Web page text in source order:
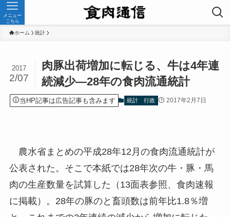
メニュー
こちら
ホーム 統計
肉豚出荷増加に転じる、牛は4年連
続減少—28年の食肉流通統計
2017
2/07
当HP記事は広告記事も含みます 統計 行政 2017年2月7日
農水省まとめの平成28年12月の食肉流通統計が
公表された。そこで本紙では28年次の牛・豚・馬
肉の生産数量を試算した（13面表参照、食肉速報
に掲載）。28年の豚のと畜頭数は前年比1.8％増